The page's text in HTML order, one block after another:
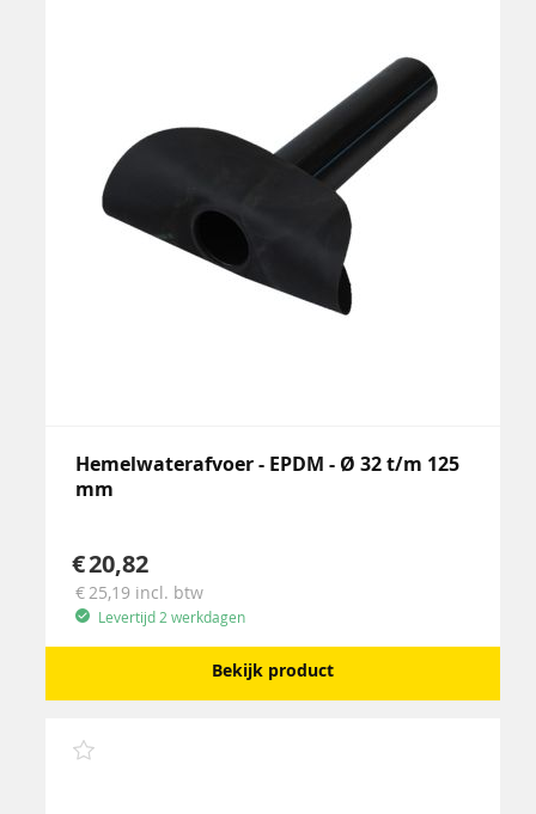
Hemelwaterafvoer - EPDM - Ø 32 t/m 125
mm
20,82
25,19 incl. btw
Levertijd 2 werkdagen
Bekijk product